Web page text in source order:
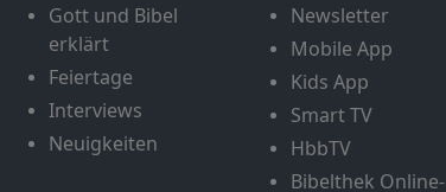
Gott und Bibel
erklärt
Feiertage
Interviews
Neuigkeiten
Newsletter
Mobile App
Kids App
Smart TV
HbbTV
Bibelthek Online-